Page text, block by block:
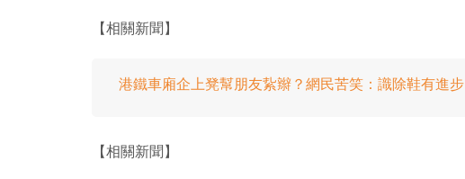
【相關新聞】
港鐵車廂企上凳幫朋友紥辮？網民苦笑：識除鞋有進步
【相關新聞】